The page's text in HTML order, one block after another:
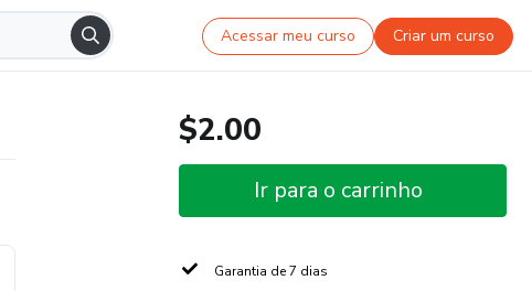
Acessar meu curso Criar um curso
$2.00
Ir para o carrinho
Garantia de 7 dias